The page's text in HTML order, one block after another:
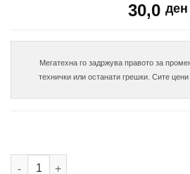
30,0 ден
Мегатехна го задржува правото за
Алуминиумско капаче за шарка за